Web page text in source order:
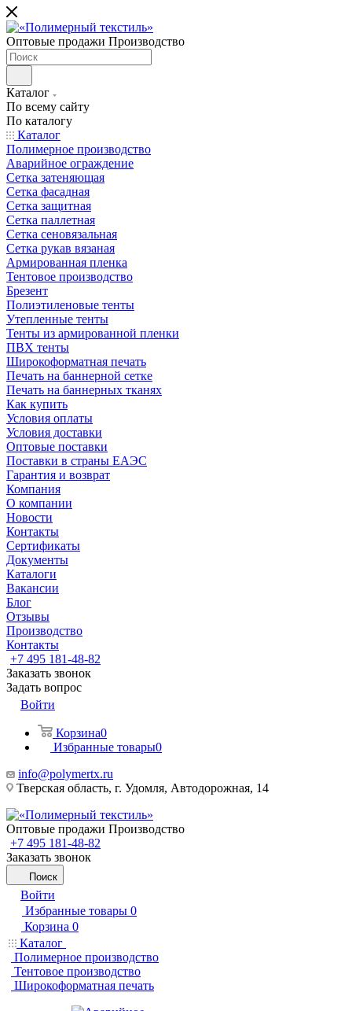
Оптовые продажи Производство
Каталог
По всему сайту
По каталогу
Каталог
Полимерное производство
Аварийное ограждение
Сетка затеняющая
Сетка фасадная
Сетка защитная
Сетка паллетная
Сетка сеновязальная
Сетка рукав вязаная
Армированная пленка
Тентовое производство
Брезент
Полиэтиленовые тенты
Утепленные тенты
Тенты из армированной пленки
ПВХ тенты
Широкоформатная печать
Печать на баннерной сетке
Печать на баннерных тканях
Как купить
Условия оплаты
Условия доставки
Оптовые поставки
Поставки в страны ЕАЭС
Гарантия и возврат
Компания
О компании
Новости
Контакты
Сертификаты
Документы
Каталоги
Вакансии
Блог
Отзывы
Производство
Контакты
+7 495 181-48-82
Заказать звонок
Задать вопрос
Войти
Корзина0
Избранные товары0
info@polymertx.ru
Тверская область, г. Удомля, Автодорожная, 14
Оптовые продажи Производство
+7 495 181-48-82
Заказать звонок
Поиск
Войти
Избранные товары 0
Корзина 0
Каталог
Полимерное производство
Тентовое производство
Широкоформатная печать